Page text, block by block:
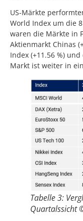
US-Märkte
World Index um die
waren die Märkte in
Aktienmarkt Chinas
Index (+11.56 %)
Markt ist weiter in
Tabelle 3:
Quartalssicht